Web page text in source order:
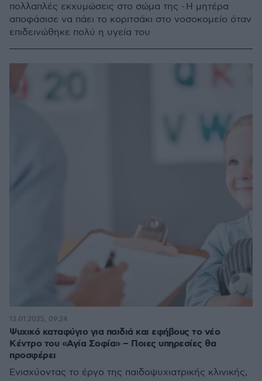
πολλαπλές εκχυμώσεις στο σώμα της - Η μητέρα
αποφάσισε να πάει το κοριτσάκι στο νοσοκομείο όταν
επιδεινώθηκε πολύ η υγεία του
Ψυχικό καταφύγιο για παιδιά και εφήβους το νέο
Κέντρο του «Αγία Σοφία» – Ποιες υπηρεσίες θα
προσφέρει
Ενισχύοντας το έργο της παιδοψυχιατρικής κλινικής,
13.01.2025, 09:24